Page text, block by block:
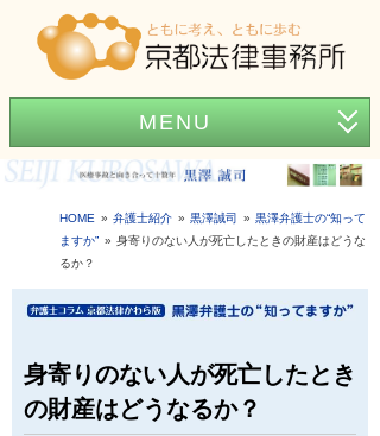
MENU
ホーム
事務所紹介
弁護士紹介
アクセス
弁護士費用
News
HOME 弁護士紹介 黒澤誠司
黒澤弁護士の“知って
ますか”
身寄りのない人が死亡したときの財産はどうな
るか？
身寄りのない人が死亡したとき
の財産はどうなるか？